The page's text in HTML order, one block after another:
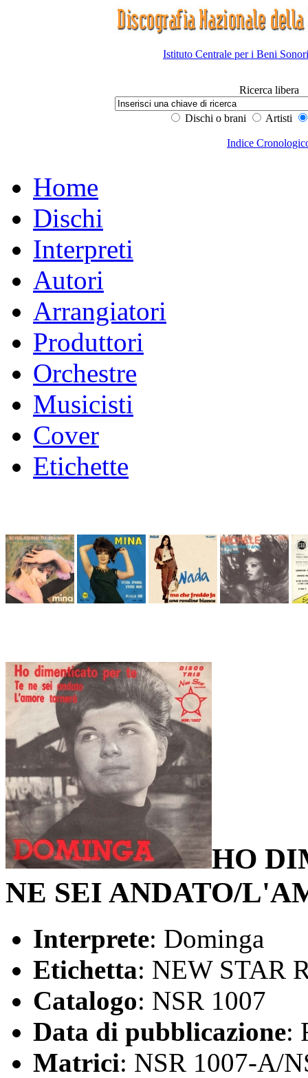
Istituto Centrale per i Beni
Ricerca libera
Dischi o brani Artisti
Indice
Home
Dischi
Interpreti
Autori
Arrangiatori
Produttori
Orchestre
Musicisti
Cover
Etichette
HO
NE SEI ANDATO/
Interprete: Dominga
Etichetta: NEW STAR
Catalogo: NSR 1007
Data di pubblicazione:
Matrici: NSR 1007-A/